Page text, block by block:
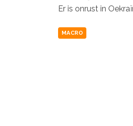
Er is onrust in
MACRO